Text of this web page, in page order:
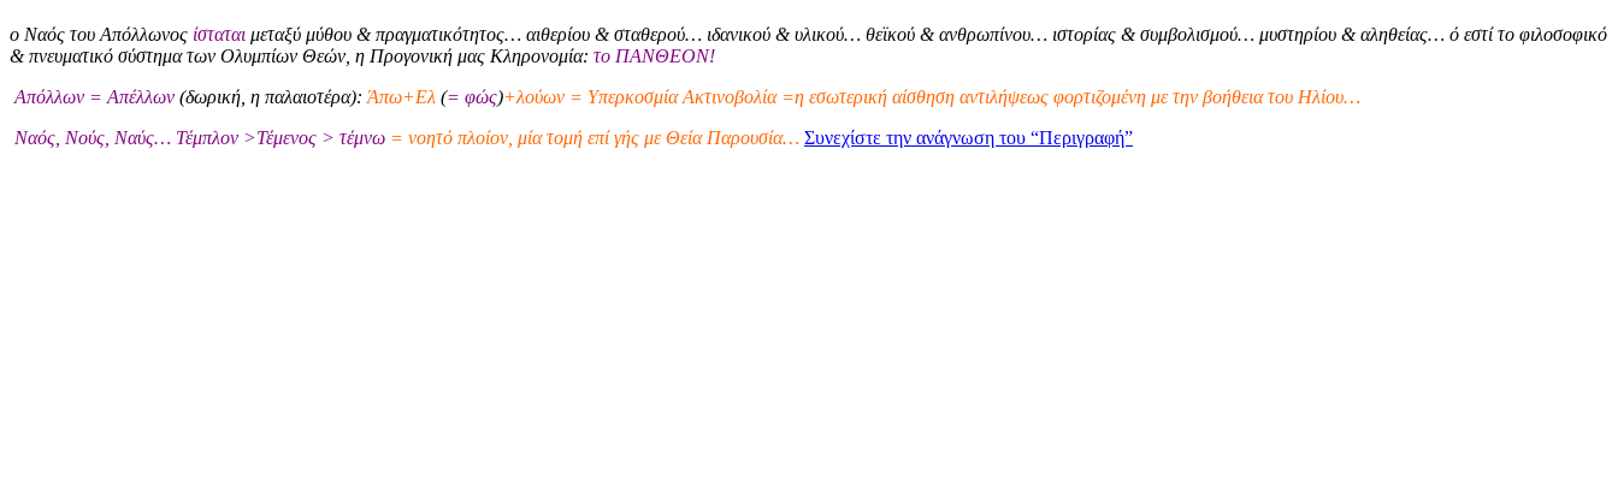
ο Ναός του Απόλλωνος ίσταται μεταξύ μύθου & πραγματικότητος… αιθερίου & σταθερού… ιδανικού & υλικού… θεϊκού & ανθρωπίνου… ιστορίας & συμβολισμού… μυστηρίου & αληθείας… ό εστί το φιλοσοφικό
& πνευματικό σύστημα των Ολυμπίων Θεών, η Προγονική μας Κληρονομία: το ΠΑΝΘΕΟΝ!
Απόλλων = Απέλλων (δωρική, η παλαιοτέρα): Άπω+Ελ (= φώς)+λούων = Υπερκοσμία Ακτινοβολία =η εσωτερική αίσθηση αντιλήψεως φορτιζομένη με την βοήθεια του Ηλίου…
Ναός, Νούς, Ναύς… Τέμπλον >Τέμενος > τέμνω = νοητό πλοίον, μία τομή επί γής με Θεία Παρουσία… Συνεχίστε την ανάγνωση του “Περιγραφή”